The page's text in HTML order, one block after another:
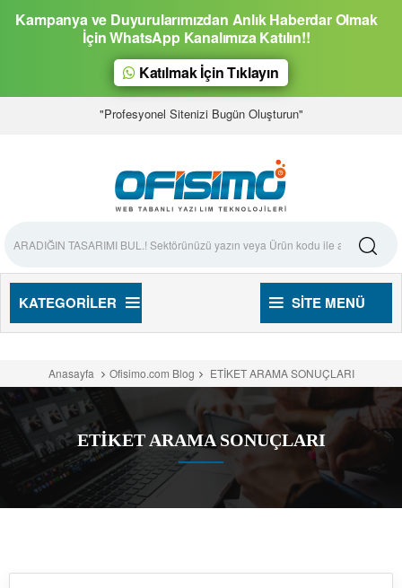
Kampanya ve Duyurularımızdan Anlık Haberdar Olmak
İçin WhatsApp Kanalımıza Katılın!!
Katılmak İçin Tıklayın
"Profesyonel Sitenizi Bugün Oluşturun"
KATEGORILER SITE MENÜ
Anasayfa Ofisimo.com Blog ETİKET ARAMA SONUÇLARI
ETİKET ARAMA SONUÇLARI